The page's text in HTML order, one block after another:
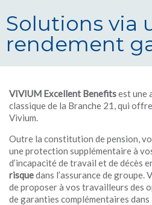
Solutions via
rendement
Solutions via un
VIVIUM Excellent Benefitsest une
classique de la Branche 21, qui
Vivium.
Outre la constitution de pension,
une protection supplémentaire à
d’incapacité de travail et de décès
risquedans l’assurance de groupe.
de proposer à vos travailleurs des
de garanties complémentaires